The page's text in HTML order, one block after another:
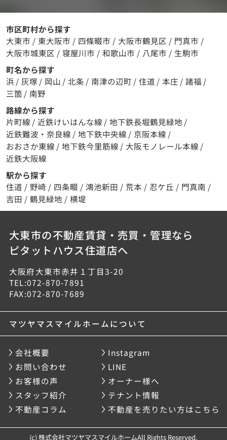
市区町村から探す
大東市 / 東大阪市 / 四條畷市 / 大阪市鶴見区 / 門真市 /
大阪市城東区 / 寝屋川市 / 和歌山市 / 八尾市 / 生駒市
町名から探す
浜 / 灰塚 / 岡山 / 北条 / 南津の辺町 / 住道 / 本庄 / 諸福 /
三箇 / 南野
路線から探す
片町線 / 近鉄けいはんな線 / 地下鉄長堀鶴見緑地 /
近鉄難波・奈良線 / 地下鉄中央線 / 京阪本線 /
おおさか東線 / 地下鉄今里筋線 / 大阪モノレール本線 /
近鉄大阪線
駅から探す
住道 / 野崎 / 四条畷 / 鴻池新田 / 荒本 / 忍ケ丘 / 門真南 /
吉田 / 鶴見緑地 / 横堤
大東市の不動産賃貸・売買・管理なら
ピタットハウス住道店へ
大阪府大東市赤井１丁目3-20
TEL:072-870-7891
FAX:072-870-7689
マツヤマスマイルホームについて
会社概要
Instagram
お問い合わせ
LINE
お客様の声
オーナー様へ
スタッフ紹介
テナント情報
不動産コラム
不動産を売りたい方はこちら
(c) 株式会社マツヤマスマイルホームAll Rights Reserved.